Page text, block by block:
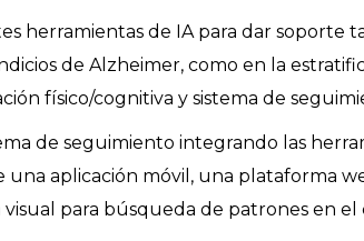
herramientas de IA para dar soporte
de Alzheimer, como en la
físico/cognitiva y sistema de
de seguimiento integrando las
aplicación móvil, una plataforma
visual para búsqueda de patrones en